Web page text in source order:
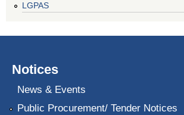
LGPAS
Notices
News & Events
Public Procurement/ Tender Notices